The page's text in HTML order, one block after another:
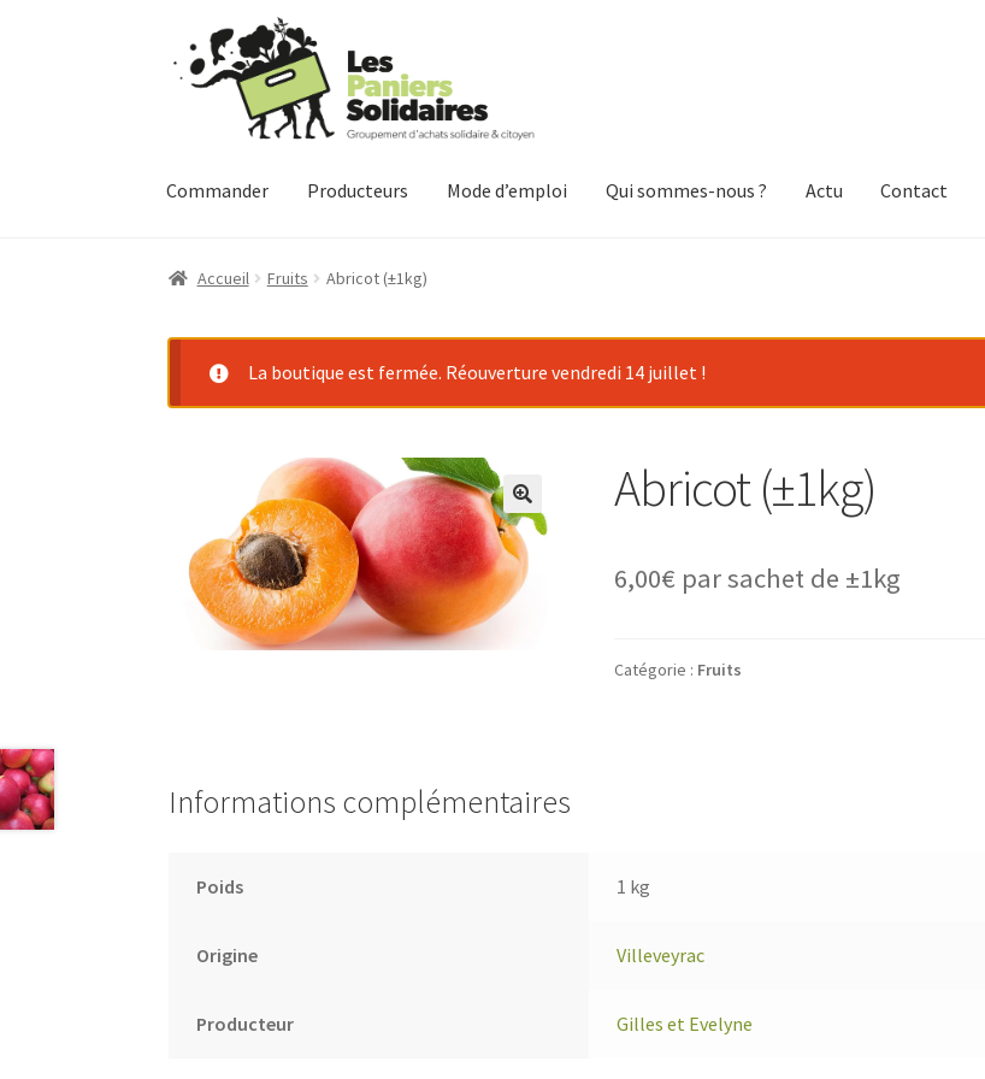
Aller
Aller
Commander Producteurs Mode d’emploi Qui sommes-nous ? Actu Contact
Accueil Fruits Abricot (±1kg)
La boutique est fermée. Réouverture vendredi 14 juillet !
Abricot (±1kg)
6,00€ par sachet de ±1kg
Catégorie : Fruits
Informations complémentaires
Poids 1 kg
Origine Villeveyrac
Producteur Gilles et Evelyne